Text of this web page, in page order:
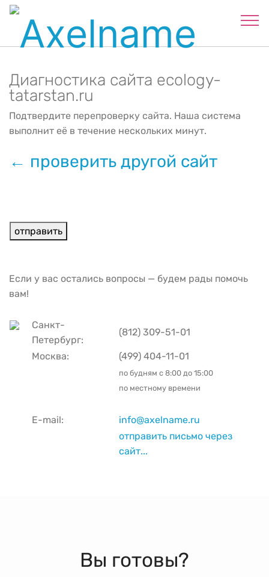
Диагностика сайта ecology-
tatarstan.ru
Подтвердите перепроверку сайта. Наша система
выполнит её в течение нескольких минут.
← проверить другой сайт
Если у вас остались вопросы — будем рады помочь
вам!
Санкт-
Петербург:
(812) 309-51-01
Москва: (499) 404-11-01
по будням с 8:00 до 15:00
по местному времени
E-mail:
info@axelname.ru
отправить письмо через
сайт...
Вы готовы?